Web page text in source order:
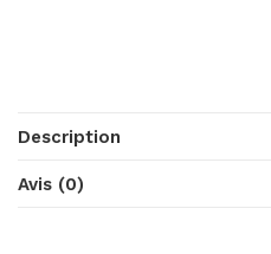
Description
Avis (0)